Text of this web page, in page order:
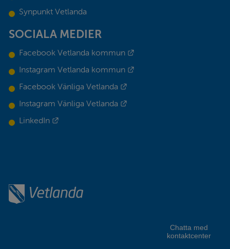
Synpunkt Vetlanda
SOCIALA MEDIER
Facebook Vetlanda kommun
Instagram Vetlanda kommun
Facebook Vänliga Vetlanda
Instagram Vänliga Vetlanda
LinkedIn